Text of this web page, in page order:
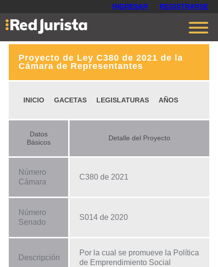
INGRESAR REGISTRARSE
Contáctanos
Planes
Proyecto de Ley C380 de 2021 de la
Cámara de Representantes
INICIO GACETAS LEGISLATURAS AÑOS
Datos
Básicos
Detalle del Proyecto
Número
Cámara
C380 de 2021
Número
Senado
S014 de 2020
Descripción
Por la cual se promueve la Política
de Emprendimiento Social